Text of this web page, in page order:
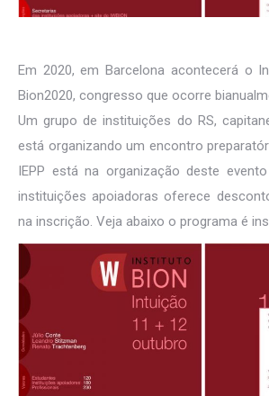
Em 2020, em Barcelona acontecerá o
Bion2020, congresso que ocorre
Um grupo de instituições do RS,
está organizando um encontro
IEPP está na organização deste
instituições apoiadoras oferece
na inscrição. Veja abaixo o programa é